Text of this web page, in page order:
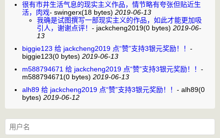
很有市井生活气息的现实主义作品，情节略有夸张但贴近生
活，肉戏- swingerx(18 bytes) 2019-06-13
我确是试图撰写一部现实主义的作品，如此才能更加吸
引人，谢谢点评！ - jackcheng2019(0 bytes) 2019-06-
13
biggie123 给 jackcheng2019 点“赞”支持3银元奖励！！ -
biggie123(0 bytes) 2019-06-13
m588794671 给 jackcheng2019 点“赞”支持3银元奖励！！ -
m588794671(0 bytes) 2019-06-13
alh89 给 jackcheng2019 点“赞”支持3银元奖励！！ - alh89(0
bytes) 2019-06-12